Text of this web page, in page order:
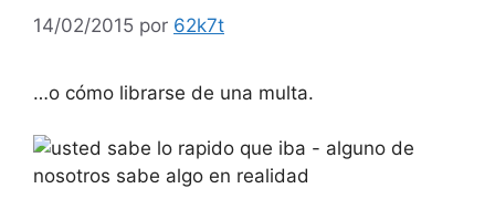
14/02/2015 por 62k7t
…o cómo librarse de una multa.